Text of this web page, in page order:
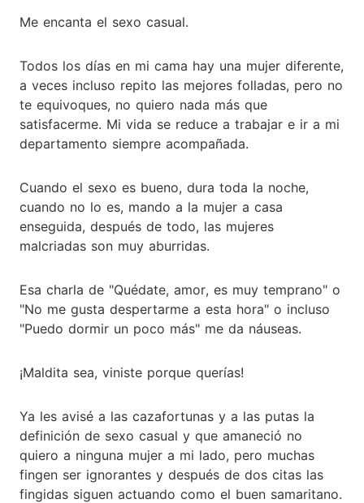
Me encanta el sexo casual.
Todos los días en mi cama hay una mujer diferente,
a veces incluso repito las mejores folladas, pero no
te equivoques, no quiero nada más que
satisfacerme. Mi vida se reduce a trabajar e ir a mi
departamento siempre acompañada.
Cuando el sexo es bueno, dura toda la noche,
cuando no lo es, mando a la mujer a casa
enseguida, después de todo, las mujeres
malcriadas son muy aburridas.
Esa charla de "Quédate, amor, es muy temprano" o
"No me gusta despertarme a esta hora" o incluso
"Puedo dormir un poco más" me da náuseas.
¡Maldita sea, viniste porque querías!
Ya les avisé a las cazafortunas y a las putas la
definición de sexo casual y que amaneció no
quiero a ninguna mujer a mi lado, pero muchas
fingen ser ignorantes y después de dos citas las
fingidas siguen actuando como el buen samaritano.